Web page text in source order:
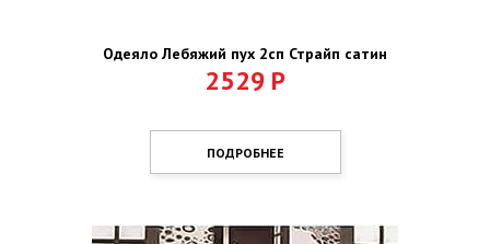
Одеяло Лебяжий пух 2сп Страйп сатин
2529 Р
ПОДРОБНЕЕ